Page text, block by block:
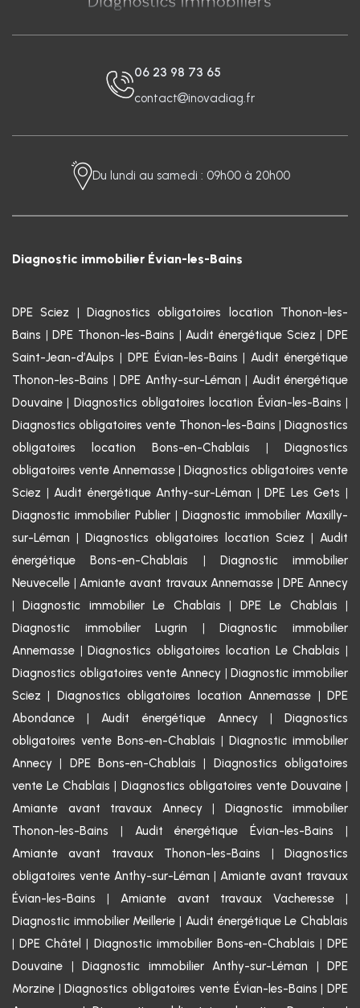
06 23 98 73 65
contact
inovadiag.fr
Du lundi au samedi : 09h00 à 20h00
Diagnostic immobilier Évian-les-Bains
DPE Sciez |Diagnostics obligatoires location Thonon-les-
Bains |DPE Thonon-les-Bains |Audit énergétique Sciez |DPE
Saint-Jean-d’Aulps | DPE Évian-les-Bains |Audit énergétique
Thonon-les-Bains | DPE Anthy-sur-Léman | Audit énergétique
Douvaine | Diagnostics obligatoires location Évian-les-Bains |
Diagnostics obligatoires vente Thonon-les-Bains | Diagnostics
obligatoires location Bons-en-Chablais | Diagnostics
obligatoires vente Annemasse | Diagnostics obligatoires vente
Sciez |Audit énergétique Anthy-sur-Léman |DPE Les Gets |
Diagnostic immobilier Publier | Diagnostic immobilier Maxilly-
sur-Léman | Diagnostics obligatoires location Sciez | Audit
énergétique Bons-en-Chablais | Diagnostic immobilier
Neuvecelle |Amiante avant travaux Annemasse |DPE Annecy
|Diagnostic immobilier Le Chablais | DPE Le Chablais |
Diagnostic immobilier Lugrin |Diagnostic immobilier
Annemasse |Diagnostics obligatoires location Le Chablais |
Diagnostics obligatoires vente Annecy |Diagnostic immobilier
Sciez | Diagnostics obligatoires location Annemasse |DPE
Abondance |Audit énergétique Annecy|Diagnostics
obligatoires vente Bons-en-Chablais | Diagnostic immobilier
Annecy | DPE Bons-en-Chablais | Diagnostics obligatoires
vente Le Chablais | Diagnostics obligatoires vente Douvaine|
Amiante avant travaux Annecy| Diagnostic immobilier
Thonon-les-Bains | Audit énergétique Évian-les-Bains |
Amiante avant travaux Thonon-les-Bains |Diagnostics
obligatoires vente Anthy-sur-Léman | Amiante avant travaux
Évian-les-Bains | Amiante avant travaux Vacheresse |
Diagnostic immobilier Meillerie | Audit énergétique Le Chablais
|DPE Châtel | Diagnostic immobilier Bons-en-Chablais | DPE
Douvaine | Diagnostic immobilier Anthy-sur-Léman | DPE
Morzine |Diagnostics obligatoires vente Évian-les-Bains |DPE